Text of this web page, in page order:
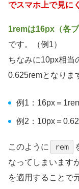
でスマホ上で見に
1remは16px（各
です。（例1）
ちなみに10px相当
0.625remとなりま
例1：16px＝
例2：10px＝
このように rem
なってしまいます
を適用することで